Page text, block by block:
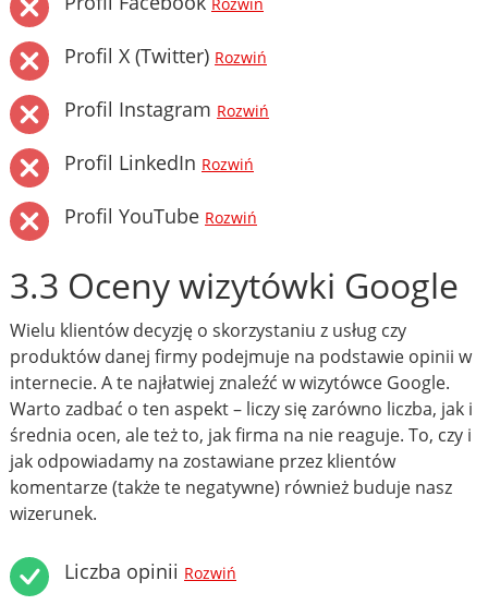
Rozwiń
Profil X (Twitter) Rozwiń
Profil Instagram Rozwiń
Profil LinkedIn Rozwiń
Profil YouTube Rozwiń
3.3 Oceny wizytówki Google
Wielu klientów decyzję o skorzystaniu z usług czy
produktów danej firmy podejmuje na podstawie opinii w
internecie. A te najłatwiej znaleźć w wizytówce Google.
Warto zadbać o ten aspekt – liczy się zarówno liczba, jak i
średnia ocen, ale też to, jak firma na nie reaguje. To, czy i
jak odpowiadamy na zostawiane przez klientów
komentarze (także te negatywne) również buduje nasz
wizerunek.
Liczba opinii Rozwiń